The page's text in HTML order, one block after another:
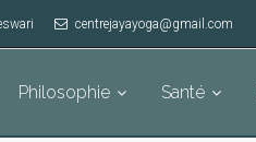
centrejayayoga@gmail.com
Philosophie Santé